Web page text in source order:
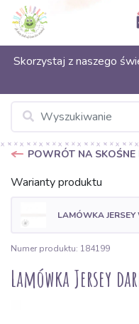
Skorzystaj z naszego
POWRÓT NA
Warianty produktu
LAMÓWKA JERSEY
Numer produktu: 184199
Lamówka Jersey